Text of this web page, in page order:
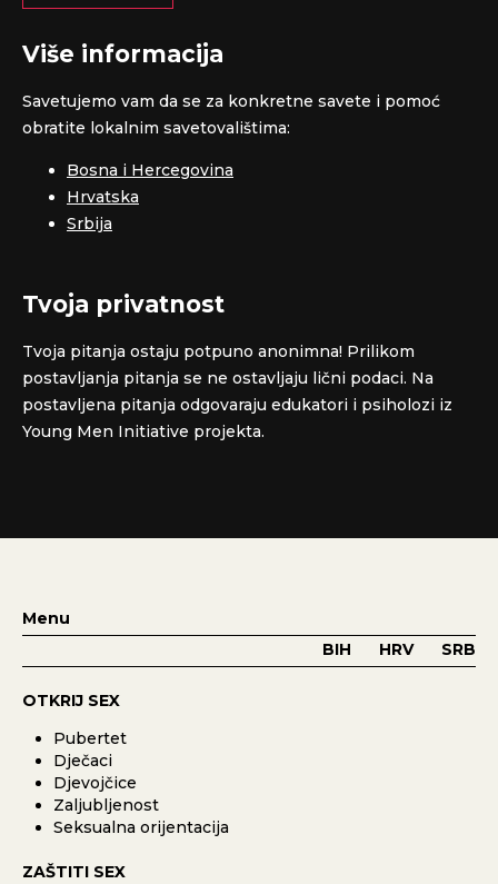
Više informacija
Savetujemo vam da se za konkretne savete i pomoć
obratite lokalnim savetovalištima:
Bosna i Hercegovina
Hrvatska
Srbija
Tvoja privatnost
Tvoja pitanja ostaju potpuno anonimna! Prilikom
postavljanja pitanja se ne ostavljaju lični podaci. Na
postavljena pitanja odgovaraju edukatori i psiholozi iz
Young Men Initiative projekta.
Menu
BIH
HRV SRB
OTKRIJ SEX
Pubertet
Dječaci
Djevojčice
Zaljubljenost
Seksualna orijentacija
ZAŠTITI SEX